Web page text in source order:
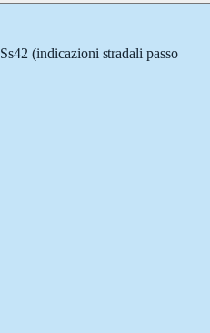
Ss42 (indicazioni stradali passo